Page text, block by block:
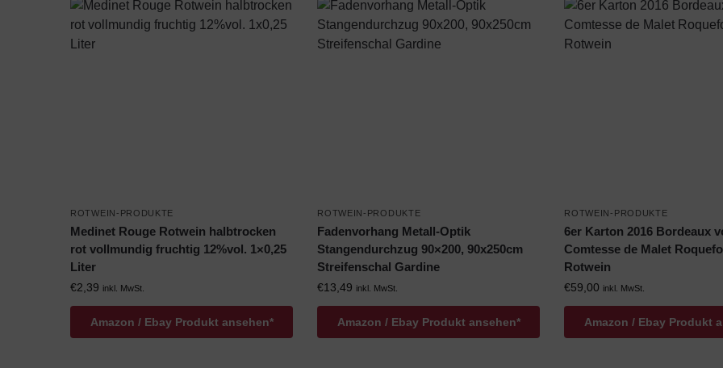
ROTWEIN-PRODUKTE
Medinet Rouge Rotwein halbtrocken
rot vollmundig fruchtig 12%vol. 1×0,25
Liter
€2,39 inkl. MwSt.
Amazon / Ebay Produkt ansehen*
ROTWEIN-PRODUKTE
Fadenvorhang Metall-Optik
Stangendurchzug 90×200, 90x250cm
Streifenschal Gardine
€13,49 inkl. MwSt.
Amazon / Ebay Produkt ansehen*
ROTWEIN-PRODUKTE
6er Karton 2016 Bordeaux
Comtesse de Malet
Rotwein
€59,00 inkl. MwSt.
Amazon / Ebay Produkt